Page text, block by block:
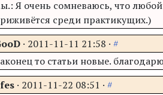
Я очень сомневаюсь, что
среди практикущих.)
· 2011-11-11 21:58 ·#
то статьи новые.
· 2011-11-22 08:51 ·#